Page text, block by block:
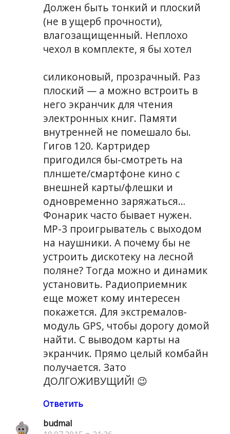
Должен быть тонкий и плоский
(не в ущерб прочности),
влагозащищенный. Неплохо
чехол в комплекте, я бы хотел
силиконовый, прозрачный. Раз
плоский — а можно встроить в
него экранчик для чтения
электронных книг. Памяти
внутренней не помешало бы.
Гигов 120. Картридер
пригодился бы-смотреть на
плншете/смартфоне кино с
внешней карты/флешки и
одновременно заряжаться…
Фонарик часто бывает нужен.
MP-3 проигрыватель с выходом
на наушники. А почему бы не
устроить дискотеку на лесной
поляне? Тогда можно и динамик
установить. Радиоприемник
еще может кому интересен
покажется. Для экстремалов-
модуль GPS, чтобы дорогу домой
найти. С выводом карты на
экранчик. Прямо целый комбайн
получается. Зато
ДОЛГОЖИВУЩИЙ! 😉
Ответить
budmal